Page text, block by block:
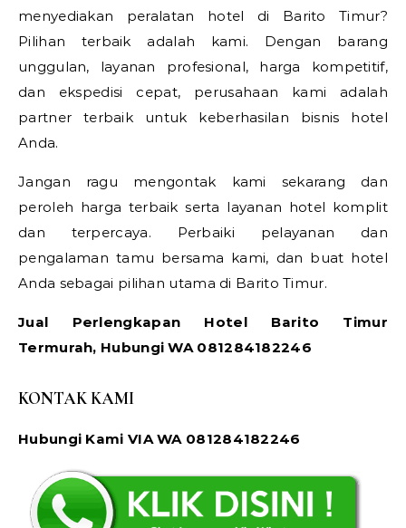
menyediakan peralatan hotel di Barito Timur?
Pilihan terbaik adalah kami. Dengan barang
unggulan, layanan profesional, harga kompetitif,
dan ekspedisi cepat, perusahaan kami adalah
partner terbaik untuk keberhasilan bisnis hotel
Anda.
Jangan ragu mengontak kami sekarang dan
peroleh harga terbaik serta layanan hotel komplit
dan terpercaya. Perbaiki pelayanan dan
pengalaman tamu bersama kami, dan buat hotel
Anda sebagai pilihan utama di Barito Timur.
Jual Perlengkapan Hotel Barito Timur
Termurah, Hubungi WA 081284182246
KONTAK KAMI
Hubungi Kami VIA WA 081284182246